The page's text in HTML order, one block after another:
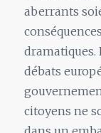
aberrants
dramatiques.
débats
citoyens ne